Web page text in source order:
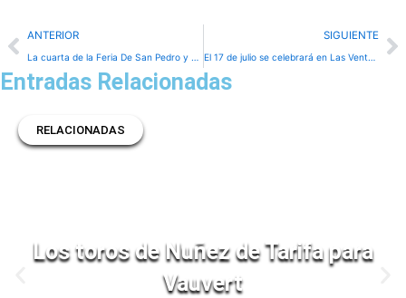
Prev
ANTERIOR
La cuarta de la Feria De San Pedro y San Pablo de Burgos en imágenes
SIGUIENTE
El 17 de julio se celebrará en Las Ventas la primera eliminatoria del Campeonato de España de Recortadores
Entradas Relacionadas
RELACIONADAS
Los toros de Nuñez de Tarifa para
Vauvert